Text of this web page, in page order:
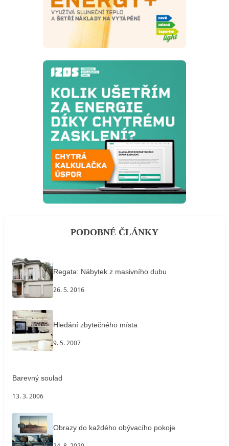
PODOBNÉ ČLÁNKY
Regata: Nábytek z masivního dubu
26. 5. 2016
Hledání zbytečného místa
9. 5. 2007
Barevný soulad
13. 3. 2006
Obrazy do každého obývacího pokoje